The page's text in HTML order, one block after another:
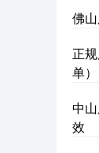
佛
正
单）
中
效